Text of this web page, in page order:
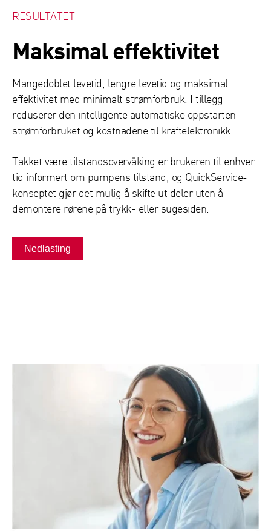
RESULTATET
Maksimal effektivitet
Mangedoblet levetid, lengre levetid og maksimal
effektivitet med minimalt strømforbruk. I tillegg
reduserer den intelligente automatiske oppstarten
strømforbruket og kostnadene til kraftelektronikk.
Takket være tilstandsovervåking er brukeren til enhver
tid informert om pumpens tilstand, og QuickService-
konseptet gjør det mulig å skifte ut deler uten å
demontere rørene på trykk- eller sugesiden.
Nedlasting